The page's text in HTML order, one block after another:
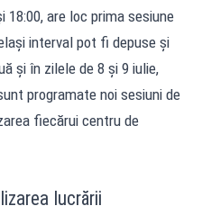
18:00, are loc prima sesiune
interval pot fi depuse și
și în zilele de 8 și 9 iulie,
programate noi sesiuni de
fiecărui centru de
lucrării